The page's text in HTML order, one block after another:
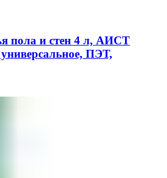
пола и стен 4 л, АИСТ
ПЭТ,